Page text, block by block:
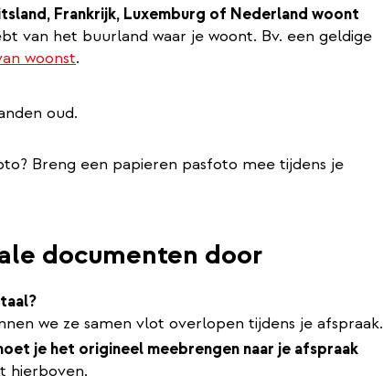
Frankrijk, Luxemburg of Nederland woont
van het buurland waar je woont. Bv. een geldige
woonst.
oud.
Breng een papieren pasfoto mee tijdens je
documenten door
we ze samen vlot overlopen tijdens je afspraak.
je het origineel meebrengen naar je afspraak
hierboven.